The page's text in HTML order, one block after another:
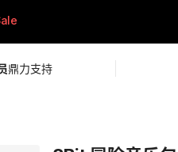
鼎力支持